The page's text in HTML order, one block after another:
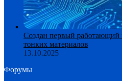
Создан первый работающий
тонких материалов
13.10.2025
Форумы